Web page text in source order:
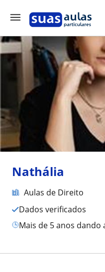
Nathália
Aulas de Direito
Dados verificados
mais de 5 anos dando